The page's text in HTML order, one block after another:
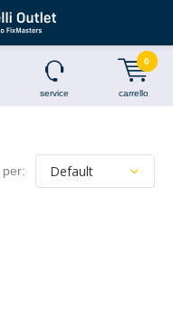
service carrello
0